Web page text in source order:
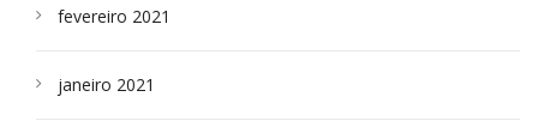
fevereiro 2021
janeiro 2021